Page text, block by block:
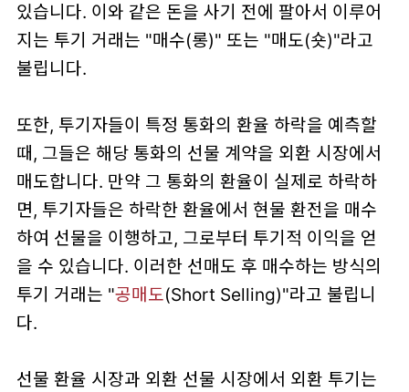
있습니다. 이와 같은 돈을 사기 전에 팔아서 이루어
지는 투기 거래는 "매수(롱)" 또는 "매도(숏)"라고
불립니다.
또한, 투기자들이 특정 통화의 환율 하락을 예측할
때, 그들은 해당 통화의 선물 계약을 외환 시장에서
매도합니다. 만약 그 통화의 환율이 실제로 하락하
면, 투기자들은 하락한 환율에서 현물 환전을 매수
하여 선물을 이행하고, 그로부터 투기적 이익을 얻
을 수 있습니다. 이러한 선매도 후 매수하는 방식의
투기 거래는 "공매도(Short Selling)"라고 불립니
다.
선물 환율 시장과 외환 선물 시장에서 외환 투기는